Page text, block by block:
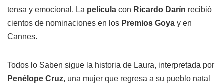
tensa y emocional. La película con Ricardo Darín recibió
cientos de nominaciones en los Premios Goya y en
Cannes.
Todos lo Saben sigue la historia de Laura, interpretada por
Penélope Cruz, una mujer que regresa a su pueblo natal